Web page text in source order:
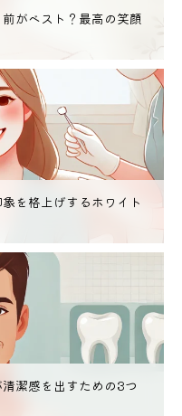
がベスト？最高の笑顔
を格上げするホワイト
潔感を出すための3つ